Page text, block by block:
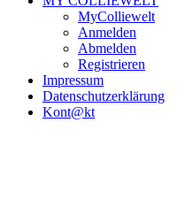
MyColliewelt
Anmelden
Abmelden
Registrieren
Impressum
Datenschutzerklärung
Kont@kt